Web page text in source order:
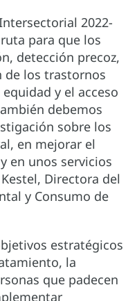
2022-
para que los
detección precoz,
los trastornos
y el acceso
debemos
sobre los
en mejorar el
en unos servicios
Directora del
y Consumo de
estratégicos
la
que padecen